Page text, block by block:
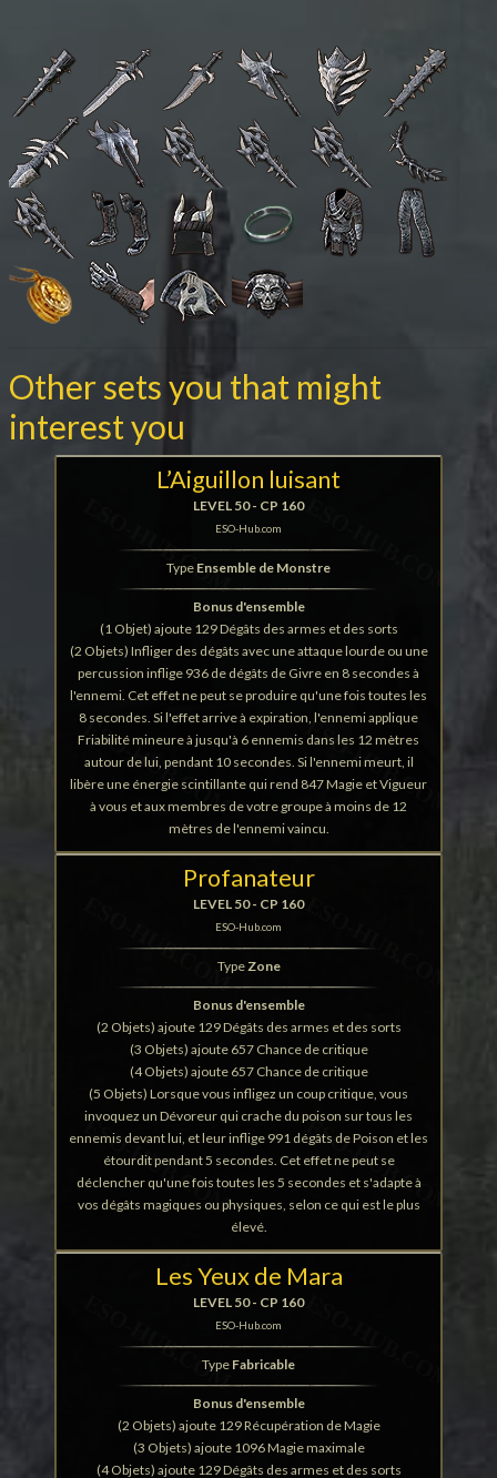
Other sets you that might
interest you
L’Aiguillon luisant
LEVEL 50 - CP 160
ESO-Hub.com
Type Ensemble de Monstre
Bonus d'ensemble
(1 Objet) ajoute 129 Dégâts des armes et des sorts
(2 Objets) Infliger des dégâts avec une attaque lourde ou une
percussion inflige 936 de dégâts de Givre en 8 secondes à
l'ennemi. Cet effet ne peut se produire qu'une fois toutes les
8 secondes. Si l'effet arrive à expiration, l'ennemi applique
Friabilité mineure à jusqu'à 6 ennemis dans les 12 mètres
autour de lui, pendant 10 secondes. Si l'ennemi meurt, il
libère une énergie scintillante qui rend 847 Magie et Vigueur
à vous et aux membres de votre groupe à moins de 12
mètres de l'ennemi vaincu.
Profanateur
LEVEL 50 - CP 160
ESO-Hub.com
TypeZone
Bonus d'ensemble
(2 Objets) ajoute 129 Dégâts des armes et des sorts
(3 Objets) ajoute 657 Chance de critique
(4 Objets) ajoute 657 Chance de critique
(5 Objets) Lorsque vous infligez un coup critique, vous
invoquez un Dévoreur qui crache du poison sur tous les
ennemis devant lui, et leur inflige 991 dégâts de Poison et les
étourdit pendant 5 secondes. Cet effet ne peut se
déclencher qu'une fois toutes les 5 secondes et s'adapte à
vos dégâts magiques ou physiques, selon ce qui est le plus
élevé.
Les Yeux de Mara
LEVEL 50 - CP 160
ESO-Hub.com
Type Fabricable
Bonus d'ensemble
(2 Objets) ajoute 129 Récupération de Magie
(3 Objets) ajoute 1096 Magie maximale
(4 Objets) ajoute 129 Dégâts des armes et des sorts